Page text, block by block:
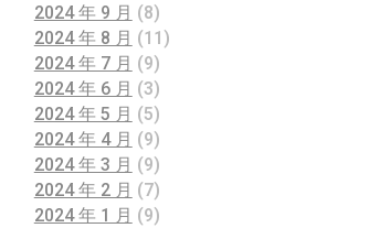
2024 年 9 月 (8)
2024 年 8 月 (11)
2024 年 7 月 (9)
2024 年 6 月 (3)
2024 年 5 月 (5)
2024 年 4 月 (9)
2024 年 3 月 (9)
2024 年 2 月 (7)
2024 年 1 月 (9)